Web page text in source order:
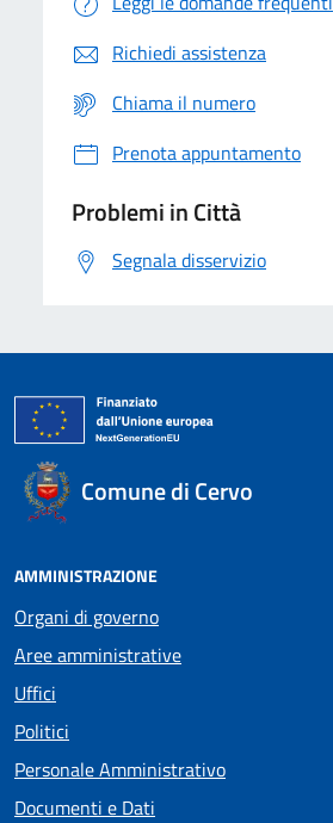
Richiedi assistenza
Chiama il numero
Prenota appuntamento
Problemi in Città
Segnala disservizio
Comune di Cervo
AMMINISTRAZIONE
Organi di governo
Aree amministrative
Uffici
Politici
Personale Amministrativo
Documenti e Dati